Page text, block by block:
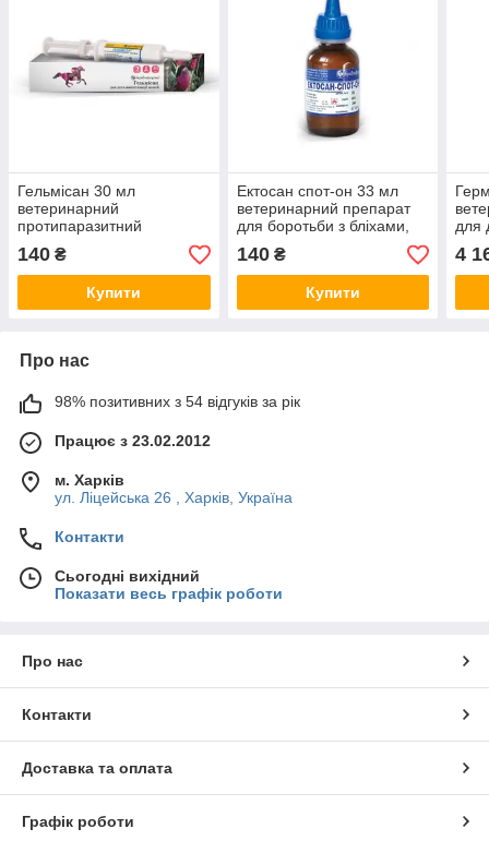
Гельмісан 30 мл
ветеринарний
протипаразитний
140 ₴
Купити
Ектосан спот-он 33 мл
ветеринарний препарат
для боротьби з бліхами,
коней і собак
140₴
Купити
для
4
Про нас
98% позитивних з 54 відгуків за рік
Працює з 23.02.2012
м. Харків
ул. Ліцейська 26 , Харків, Україна
Контакти
Сьогодні вихідний
Показати весь графік роботи
Про нас
Контакти
Доставка та оплата
Графік роботи